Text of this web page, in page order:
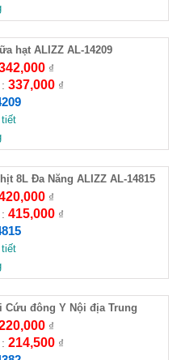
hạt ALIZZ AL-14209
₫
337,000₫
8L Đa Năng ALIZZ AL-14815
₫
415,000₫
Cứu đông Y Nội địa Trung
gối) ALIZZ AL14382 (Full VAT )
₫
214,500₫